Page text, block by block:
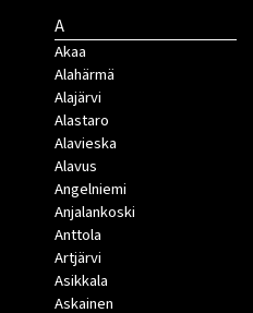
A
Akaa
Alahärmä
Alajärvi
Alastaro
Alavieska
Alavus
Angelniemi
Anjalankoski
Anttola
Artjärvi
Asikkala
Askainen